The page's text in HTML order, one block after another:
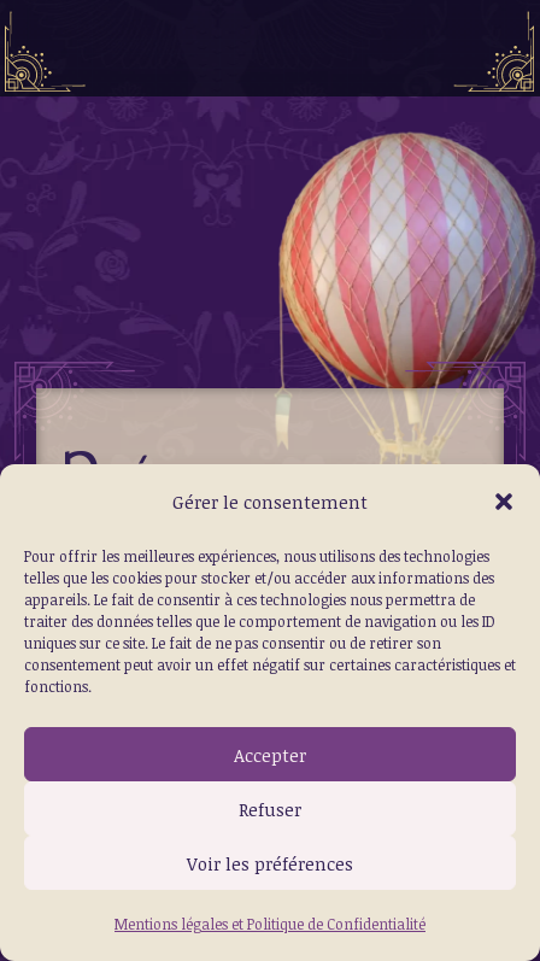
Gérer le consentement
Pour offrir les meilleures expériences, nous utilisons des technologies
telles que les cookies pour stocker et/ou accéder aux informations des
appareils. Le fait de consentir à ces technologies nous permettra de
traiter des données telles que le comportement de navigation ou les ID
uniques sur ce site. Le fait de ne pas consentir ou de retirer son
consentement peut avoir un effet négatif sur certaines caractéristiques et
fonctions.
Accepter
Refuser
Voir les préférences
Mentions légales et Politique de Confidentialité
Présentation bar
à jeux
magique et ludique !
Mytho-logique à le plaisir de vous
accueillir dans son bar à bière où vous
pourrez jouer tous ensemble à des jeux
de société.